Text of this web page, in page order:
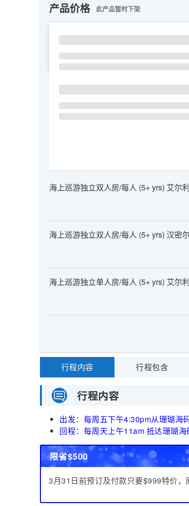
产品价格 此产品暂时下架
SU MO TU
海上巡游独立双人房/每人 (5+ yrs) 艾尔
海上巡游独立双人房/每人 (5+ yrs) 汉密
海上巡游独立单人房/每人 (5+ yrs) 艾尔
行程内容 行程包含
行程内容
出发：每周五下午4:30pm从珊瑚海
回程：每周天上午11am 抵达珊瑚
限省$500
3月31日前预订及付款只要$999特价，